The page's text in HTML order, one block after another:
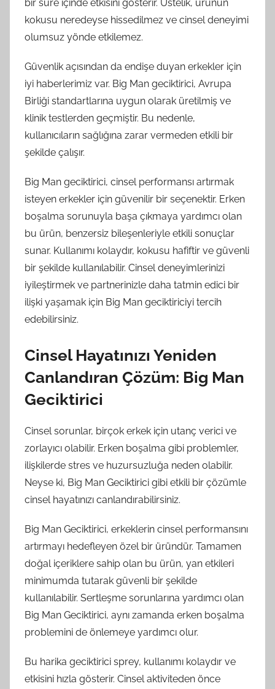
bir süre içinde etkisini gösterir. Üstelik, ürünün
kokusu neredeyse hissedilmez ve cinsel deneyimi
olumsuz yönde etkilemez.
Güvenlik açısından da endişe duyan erkekler için
iyi haberlerimiz var. Big Man geciktirici, Avrupa
Birliği standartlarına uygun olarak üretilmiş ve
klinik testlerden geçmiştir. Bu nedenle,
kullanıcıların sağlığına zarar vermeden etkili bir
şekilde çalışır.
Big Man geciktirici, cinsel performansı artırmak
isteyen erkekler için güvenilir bir seçenektir. Erken
boşalma sorunuyla başa çıkmaya yardımcı olan
bu ürün, benzersiz bileşenleriyle etkili sonuçlar
sunar. Kullanımı kolaydır, kokusu hafiftir ve güvenli
bir şekilde kullanılabilir. Cinsel deneyimlerinizi
iyileştirmek ve partnerinizle daha tatmin edici bir
ilişki yaşamak için Big Man geciktiriciyi tercih
edebilirsiniz.
Cinsel Hayatınızı Yeniden
Canlandıran Çözüm: Big Man
Geciktirici
Cinsel sorunlar, birçok erkek için utanç verici ve
zorlayıcı olabilir. Erken boşalma gibi problemler,
ilişkilerde stres ve huzursuzluğa neden olabilir.
Neyse ki, Big Man Geciktirici gibi etkili bir çözümle
cinsel hayatınızı canlandırabilirsiniz.
Big Man Geciktirici, erkeklerin cinsel performansını
artırmayı hedefleyen özel bir üründür. Tamamen
doğal içeriklere sahip olan bu ürün, yan etkileri
minimumda tutarak güvenli bir şekilde
kullanılabilir. Sertleşme sorunlarına yardımcı olan
Big Man Geciktirici, aynı zamanda erken boşalma
problemini de önlemeye yardımcı olur.
Bu harika geciktirici sprey, kullanımı kolaydır ve
etkisini hızla gösterir. Cinsel aktiviteden önce